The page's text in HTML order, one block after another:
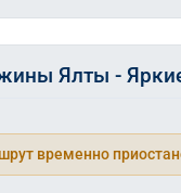
Ялты -
временно